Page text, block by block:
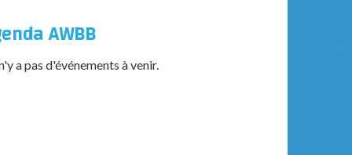
AWBB
a pas d'événements à venir.